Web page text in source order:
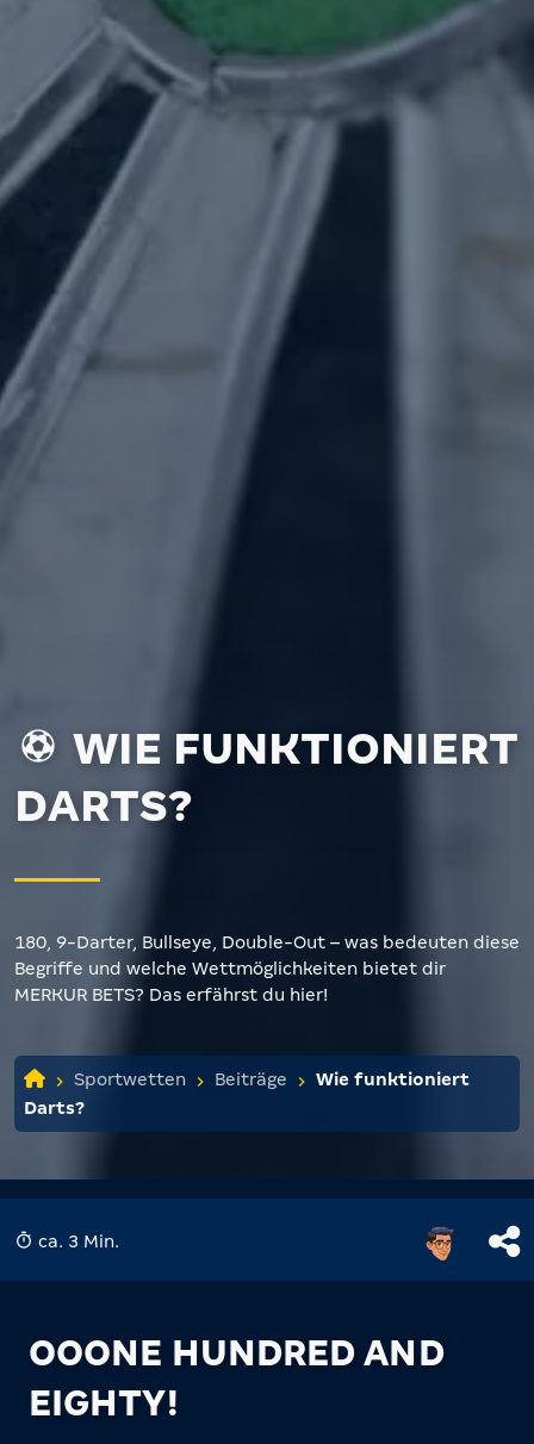
WIE FUNKTIONIERT
DARTS?
180, 9-Darter, Bullseye, Double-Out – was bedeuten diese
Begriffe und welche Wettmöglichkeiten bietet dir
MERKUR BETS? Das erfährst du hier!
Sportwetten Beiträge
Wie funktioniert
Darts?
ca. 3 Min.
OOONE HUNDRED AND
EIGHTY!